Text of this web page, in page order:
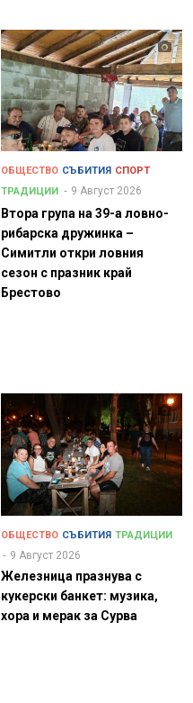
ОБЩЕСТВО СЪБИТИЯ СПОРТ
ТРАДИЦИИ
9 Август 2026
Втора група на 39-а ловно-
рибарска дружинка –
Симитли откри ловния
сезон с празник край
Брестово
ОБЩЕСТВО СЪБИТИЯ ТРАДИЦИИ
9 Август 2026
Железница празнува с
кукерски банкет: музика,
хора и мерак за Сурва